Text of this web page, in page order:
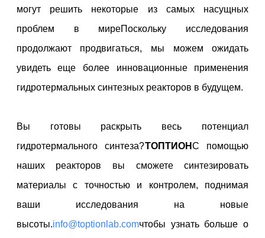
могут решить некоторые из самых насущных
проблем в миреПоскольку исследования
продолжают продвигаться, мы можем ожидать
увидеть еще более инновационные применения
гидротермальных синтезных реакторов в будущем.
Вы готовы раскрыть весь потенциал
гидротермального синтеза?ТОПТИОНС помощью
наших реакторов вы сможете синтезировать
материалы с точностью и контролем, поднимая
ваши исследования на новые
высоты.info@toptionlab.comчтобы узнать больше о